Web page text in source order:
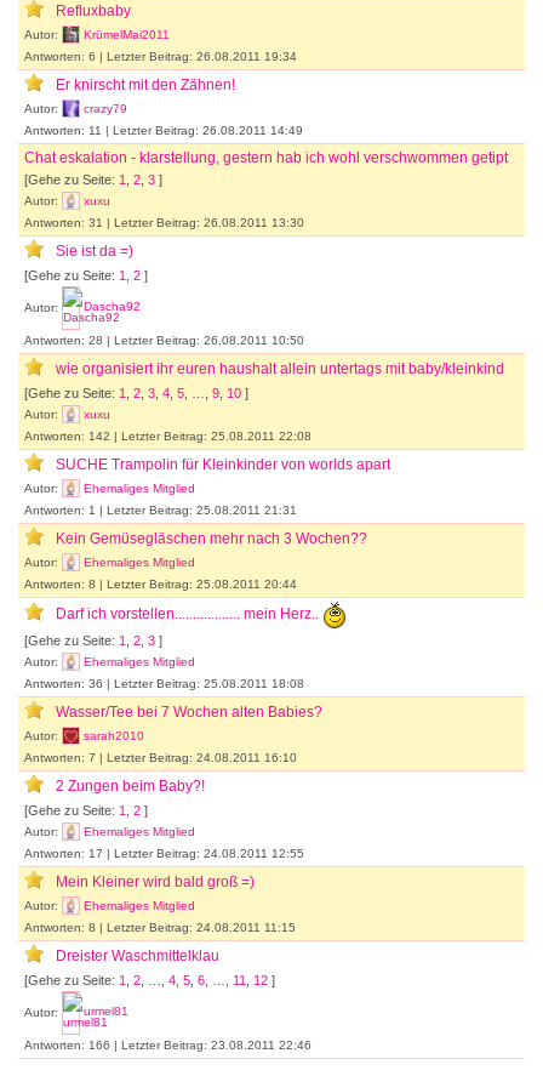
Refluxbaby
Autor:
KrümelMai2011
Antworten: 6 | Letzter Beitrag: 26.08.2011 19:34
Er knirscht mit den Zähnen!
Autor:
crazy79
Antworten: 11 | Letzter Beitrag: 26.08.2011 14:49
Chat eskalation - klarstellung, gestern hab ich wohl verschwommen getipt
[Gehe zu Seite: 1 2 3 ]
Autor:
xuxu
Antworten: 31 | Letzter Beitrag: 26.08.2011 13:30
Sie ist da =)
[Gehe zu Seite: 1 2 ]
Autor: Dascha92
Antworten: 28 | Letzter Beitrag: 26.08.2011 10:50
wie organisiert ihr euren haushalt allein untertags mit baby/kleinkind
[Gehe zu Seite: 1 2 3 4 5 9 10 ]
Autor:
xuxu
Antworten: 142 | Letzter Beitrag: 25.08.2011 22:08
SUCHE Trampolin für Kleinkinder von worlds apart
Autor:
Ehemaliges Mitglied
Antworten: 1 | Letzter Beitrag: 25.08.2011 21:31
Kein Gemüsegläschen mehr nach 3 Wochen??
Autor:
Ehemaliges Mitglied
Antworten: 8 | Letzter Beitrag: 25.08.2011 20:44
Darf ich vorstellen.................. mein Herz..
[Gehe zu Seite: 1 2 3 ]
Autor:
Ehemaliges Mitglied
Antworten: 36 | Letzter Beitrag: 25.08.2011 18:08
Wasser/Tee bei 7 Wochen alten Babies?
Autor:
sarah2010
Antworten: 7 | Letzter Beitrag: 24.08.2011 16:10
2 Zungen beim Baby?!
[Gehe zu Seite: 1 2 ]
Autor:
Ehemaliges Mitglied
Antworten: 17 | Letzter Beitrag: 24.08.2011 12:55
Mein Kleiner wird bald groß =)
Autor:
Ehemaliges Mitglied
Antworten: 8 | Letzter Beitrag: 24.08.2011 11:15
Dreister Waschmittelklau
[Gehe zu Seite: 1 2 4 5 6 11 12 ]
Autor: urmel81
Antworten: 166 | Letzter Beitrag: 23.08.2011 22:46